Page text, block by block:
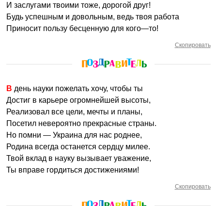
И заслугами твоими тоже, дорогой друг!
Будь успешным и довольным, ведь твоя работа
Приносит пользу бесценную для кого—то!
Скопировать
В день науки пожелать хочу, чтобы ты
Достиг в карьере огромнейшей высоты,
Реализовал все цели, мечты и планы,
Посетил невероятно прекрасные страны.
Но помни — Украина для нас роднее,
Родина всегда останется сердцу милее.
Твой вклад в науку вызывает уважение,
Ты вправе гордиться достижениями!
Скопировать